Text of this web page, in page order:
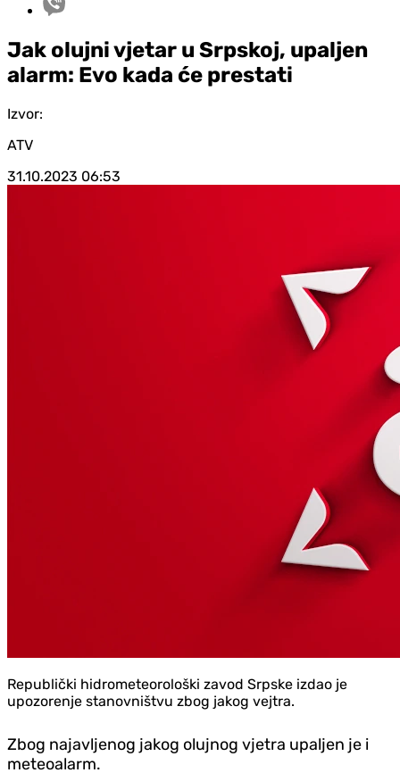
Jak olujni vjetar u Srpskoj, upaljen
alarm: Evo kada će prestati
Izvor:
ATV
31.10.2023 06:53
Republički hidrometeorološki zavod Srpske izdao je
upozorenje stanovništvu zbog jakog vejtra.
Zbog najavljenog jakog olujnog vjetra upaljen je i
meteoalarm.